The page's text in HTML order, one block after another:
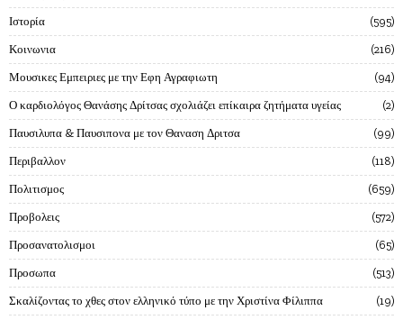
Ιστορία 595
Κοινωνια 216
Μουσικες Εμπειριες με την Εφη Αγραφιωτη 94
Ο καρδιολόγος Θανάσης Δρίτσας σχολιάζει επίκαιρα ζητήματα υγείας 2
Παυσιλυπα & Παυσιπονα με τον Θαναση Δριτσα 99
Περιβαλλον 118
Πολιτισμος 659
Προβολεις 572
Προσανατολισμοι 65
Προσωπα 513
Σκαλίζοντας το χθες στον ελληνικό τύπο με την Χριστίνα Φίλιππα 19